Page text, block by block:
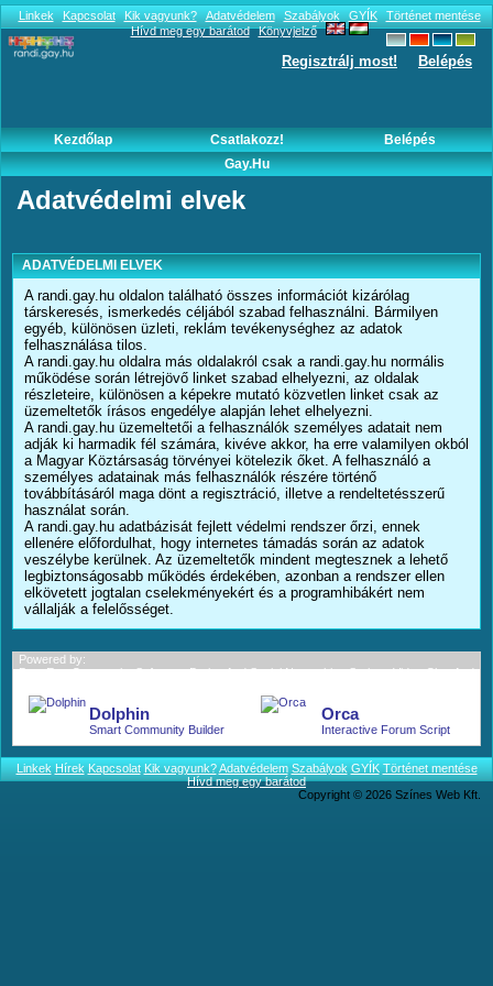
Linkek Kapcsolat Kik vagyunk? Adatvédelem Szabályok GYÍK
Történet mentése
Hívd meg egy barátod
Könyvjelző
Regisztrálj most! Belépés
Kezdőlap Csatlakozz!
Belépés
Gay.hu
Adatvédelmi elvek
ADATVÉDELMI ELVEK
A randi.gay.hu oldalon található összes információt kizárólag
társkeresés, ismerkedés céljából szabad felhasználni. Bármilyen
egyéb, különösen üzleti, reklám tevékenységhez az adatok
felhasználása tilos.
A randi.gay.hu oldalra más oldalakról csak a randi.gay.hu normális
működése során létrejövő linket szabad elhelyezni, az oldalak
részleteire, különösen a képekre mutató közvetlen linket csak az
üzemeltetők írásos engedélye alapján lehet elhelyezni.
A randi.gay.hu üzemeltetői a felhasználók személyes adatait nem
adják ki harmadik fél számára, kivéve akkor, ha erre valamilyen okból
a Magyar Köztársaság törvényei kötelezik őket. A felhasználó a
személyes adatainak más felhasználók részére történő
továbbításáról maga dönt a regisztráció, illetve a rendeltetésszerű
használat során.
A randi.gay.hu adatbázisát fejlett védelmi rendszer őrzi, ennek
ellenére előfordulhat, hogy internetes támadás során az adatok
veszélybe kerülnek. Az üzemeltetők mindent megtesznek a lehető
legbiztonságosabb működés érdekében, azonban a rendszer ellen
elkövetett jogtalan cselekményekért és a programhibákért nem
vállalják a felelősséget.
Powered by:
BoonEx - Community Software; Dating And Social Networking Scripts; Video Chat And
Dolphin
Smart Community Builder
Orca
Interactive Forum Script
Linkek Hírek Kapcsolat Kik vagyunk? Adatvédelem Szabályok GYÍK Történet mentése
Hívd meg egy barátod
Copyright © 2026 Színes Web Kft.